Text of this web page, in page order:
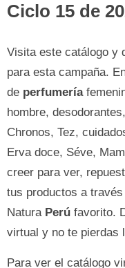
Ciclo 15 de
Visita este catálogo y
para esta campaña.
de perfumería
hombre, desodorantes,
Chronos, Tez,
Erva doce, Séve,
creer para ver,
tus productos a
Natura Perú favorito.
virtual y no te pierdas
Para ver el catálogo